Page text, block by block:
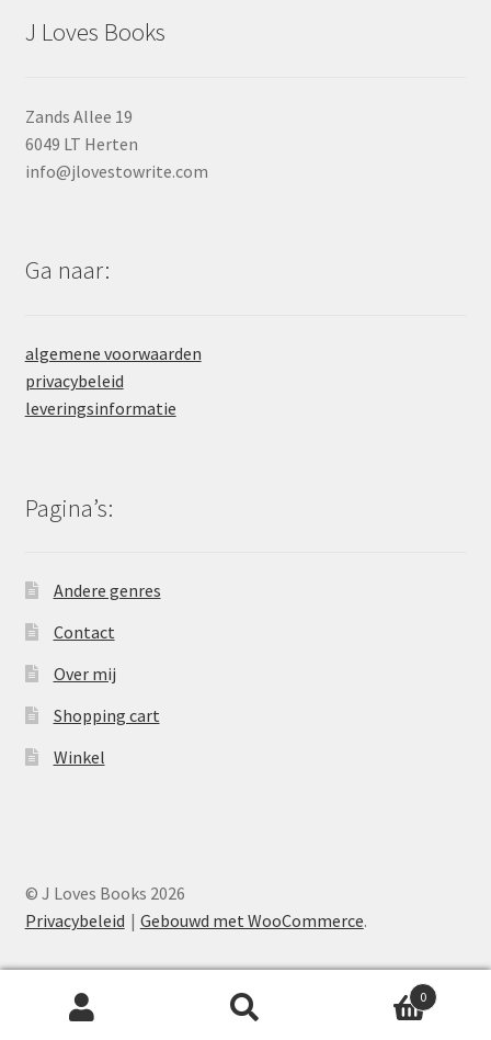
J Loves Books
Zands Allee 19
6049 LT Herten
info@jlovestowrite.com
Ga naar:
algemene voorwaarden
privacybeleid
leveringsinformatie
Pagina’s:
Andere genres
Contact
Over mij
Shopping cart
Winkel
© J Loves Books 2026
Privacybeleid
Gebouwd met WooCommerce.
0